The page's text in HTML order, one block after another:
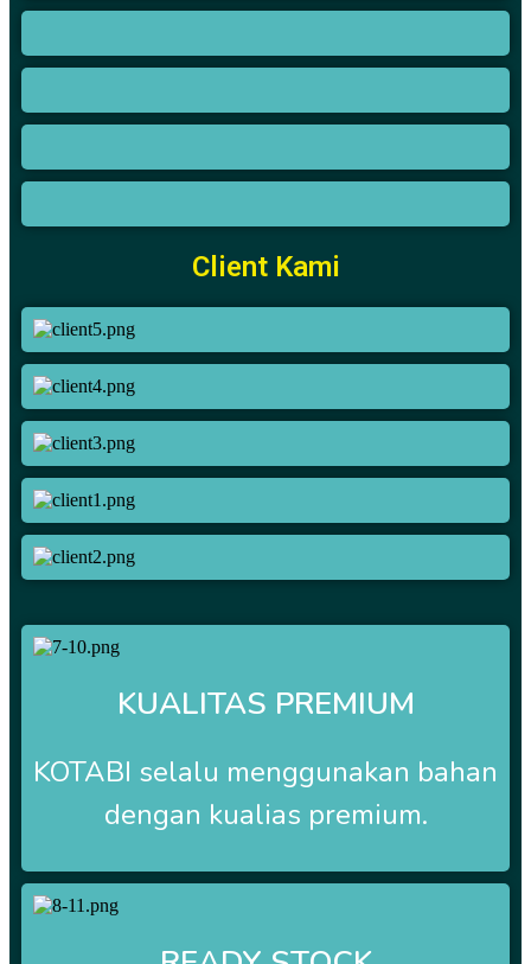
Client Kami
KUALITAS PREMIUM
KOTABI selalu menggunakan bahan
dengan kualias premium.